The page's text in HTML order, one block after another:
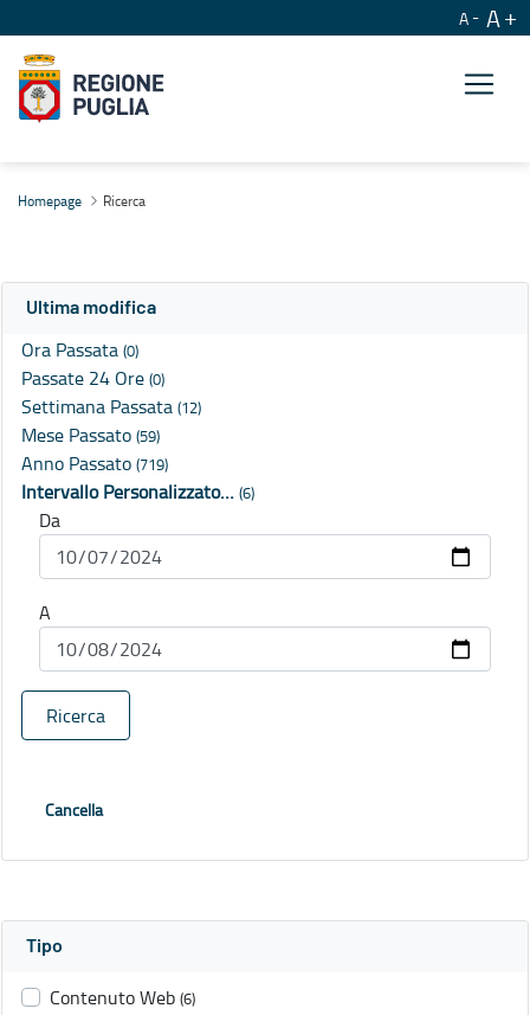
A A
Homepage Ricerca
Ultima modifica
Ora Passata (0)
Passate 24 Ore (0)
Settimana Passata (12)
Mese Passato (59)
Anno Passato (719)
Intervallo Personalizzato… (6)
Da
A
Ricerca
Cancella
Tipo
Contenuto Web (6)